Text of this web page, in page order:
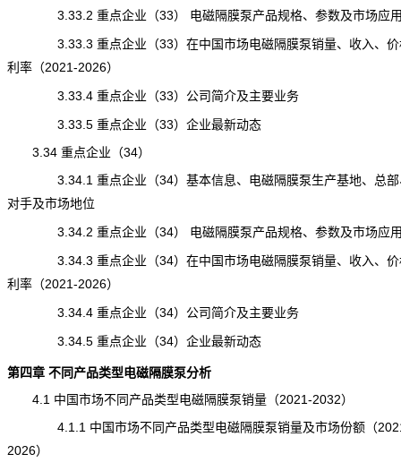
3.33.2 重点企业（33） 电磁隔膜泵产品规格、参数及市场应
3.33.3 重点企业（33）在中国市场电磁隔膜泵销量、收入、价
利率（2021-2026）
3.33.4 重点企业（33）公司简介及主要业务
3.33.5 重点企业（33）企业最新动态
3.34 重点企业（34）
3.34.1 重点企业（34）基本信息、电磁隔膜泵生产基地、总部
对手及市场地位
3.34.2 重点企业（34） 电磁隔膜泵产品规格、参数及市场应
3.34.3 重点企业（34）在中国市场电磁隔膜泵销量、收入、价
利率（2021-2026）
3.34.4 重点企业（34）公司简介及主要业务
3.34.5 重点企业（34）企业最新动态
第四章 不同产品类型电磁隔膜泵分析
4.1 中国市场不同产品类型电磁隔膜泵销量（2021-2032）
4.1.1 中国市场不同产品类型电磁隔膜泵销量及市场份额（
2026）